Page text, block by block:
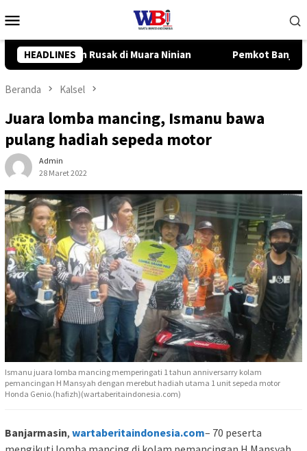
ke
Mobile
HEADLINESPemkot Banjarbaru dan InJourney Salurkan Bantuan
Beranda Kalsel
Juara lomba mancing, Ismanu bawa
pulang hadiah sepeda motor
Admin
28 Maret 2022
Ismanu juara lomba mancing memperingati 1 tahun anniversarry kolam
pemancingan H Mansyah dengan merebut hadiah utama 1 unit sepeda motor
Honda Genio.(hafizh)(wartaberitaindonesia.com)
Banjarmasin, wartaberitaindonesia.com– 70 peserta